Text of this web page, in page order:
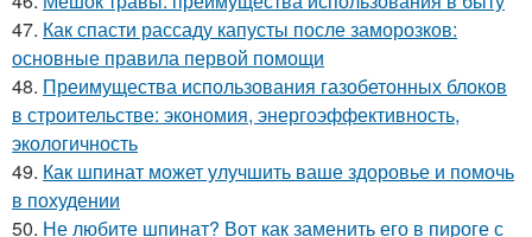
47. Как спасти рассаду капусты после заморозков:
основные правила первой помощи
48. Преимущества использования газобетонных блоков
в строительстве: экономия, энергоэффективность,
экологичность
49. Как шпинат может улучшить ваше здоровье и помочь
в похудении
50. Не любите шпинат? Вот как заменить его в пироге с